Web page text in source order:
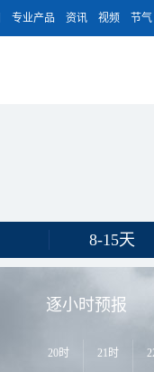
专业产品 资讯 视频 节气
8-15天
逐小时预报
20时 21时